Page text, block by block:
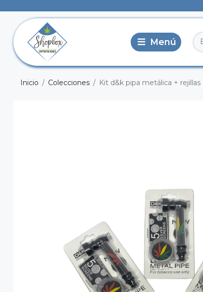
Inicio Colecciones Kit d&k pipa metálica +